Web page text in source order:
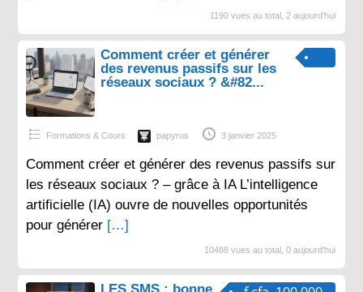
1190 vues au total, 2 aujourd'hui
Comment créer et générer
des revenus passifs sur les
réseaux sociaux ? &#82...
Formations & Cours papyrus 3 janvier 2025
Comment créer et générer des revenus passifs sur
les réseaux sociaux ? – grâce à IA L’intelligence
artificielle (IA) ouvre de nouvelles opportunités
pour générer […]
10488 vues au total, 0 aujourd'hui